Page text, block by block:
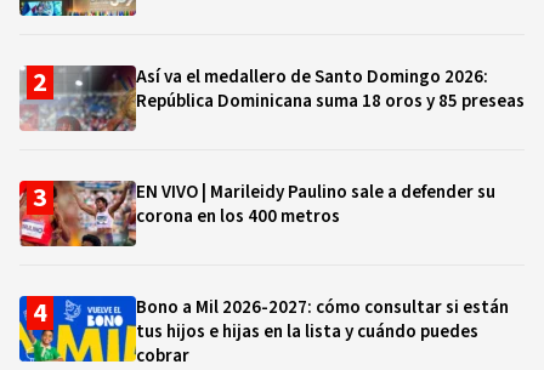
Así va el medallero de Santo Domingo 2026:
República Dominicana suma 18 oros y 85 preseas
EN VIVO | Marileidy Paulino sale a defender su
corona en los 400 metros
Bono a Mil 2026-2027: cómo consultar si están
tus hijos e hijas en la lista y cuándo puedes
cobrar